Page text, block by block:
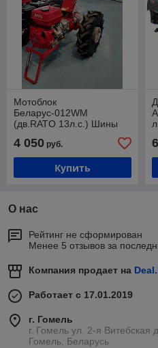
Мотоблок
Беларус-012WM
(дв.RATO 13л.с.) Шины
4 050 руб.
Купить
О нас
Рейтинг не сформирован
Менее 5 отзывов за
Компания продает на
Работает с 17.01.2019
г. Гомель
г. Гомель ул. 2-я
Гомель, Беларусь